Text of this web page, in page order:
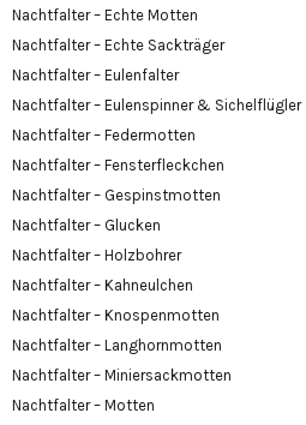
Nachtfalter – Echte Motten
Nachtfalter – Echte Sackträger
Nachtfalter – Eulenfalter
Nachtfalter – Eulenspinner & Sichelflügler
Nachtfalter – Federmotten
Nachtfalter – Fensterfleckchen
Nachtfalter – Gespinstmotten
Nachtfalter – Glucken
Nachtfalter – Holzbohrer
Nachtfalter – Kahneulchen
Nachtfalter – Knospenmotten
Nachtfalter – Langhornmotten
Nachtfalter – Miniersackmotten
Nachtfalter – Motten